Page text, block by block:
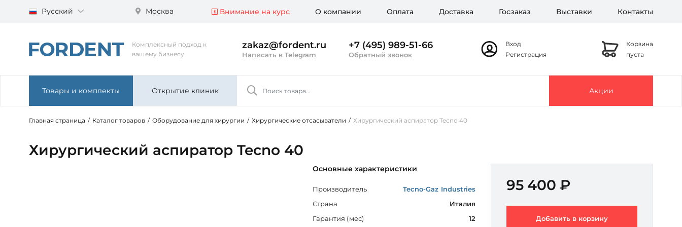
Русский Москва Внимание на курс О компании Оплата Доставка Госзаказ Выставки Контакты
Комплексный подход к
вашему бизнесу
zakaz@fordent.ru
Написать в Telegram
+7 (495) 989-51-66
Обратный звонок
Вход
Регистрация
Корзина
пуста
Товары и комплекты Открытие клиник Акции
Главная страница / Каталог товаров / Оборудование для хирургии / Хирургические отсасыватели / Хирургический аспиратор Tecno 40
Хирургический аспиратор Tecno 40
Основные характеристики
Производитель
Tecno-Gaz Industries
Страна
Италия
Гарантия (мес)
12
95 400 ₽
Добавить в корзину